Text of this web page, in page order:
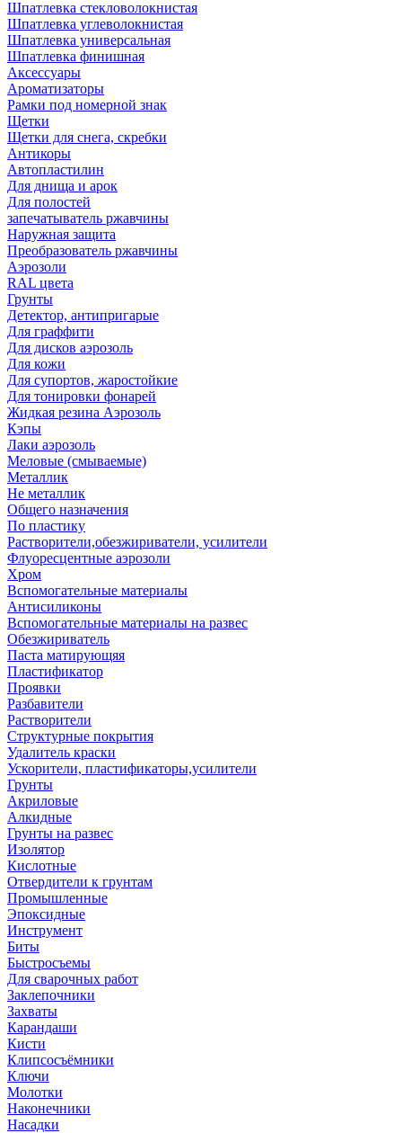
Шпатлевка стекловолокнистая
Шпатлевка углеволокнистая
Шпатлевка универсальная
Шпатлевка финишная
Аксессуары
Ароматизаторы
Рамки под номерной знак
Щетки
Щетки для снега, скребки
Антикоры
Автопластилин
Для днища и арок
Для полостей
запечатыватель ржавчины
Наружная защита
Преобразователь ржавчины
Аэрозоли
RAL цвета
Грунты
Детектор, антипригарые
Для граффити
Для дисков аэрозоль
Для кожи
Для супортов, жаростойкие
Для тонировки фонарей
Жидкая резина Аэрозоль
Кэпы
Лаки аэрозоль
Меловые (смываемые)
Металлик
Не металлик
Общего назначения
По пластику
Растворители,обезжириватели, усилители
Флуоресцентные аэрозоли
Хром
Вспомогательные материалы
Антисиликоны
Вспомогательные материалы на развес
Обезжириватель
Паста матирующяя
Пластификатор
Проявки
Разбавители
Растворители
Структурные покрытия
Удалитель краски
Ускорители, пластификаторы,усилители
Грунты
Акриловые
Алкидные
Грунты на развес
Изолятор
Кислотные
Отвердители к грунтам
Промышленные
Эпоксидные
Инструмент
Биты
Быстросъемы
Для сварочных работ
Заклепочники
Захваты
Карандаши
Кисти
Клипсосъёмники
Ключи
Молотки
Наконечники
Насадки